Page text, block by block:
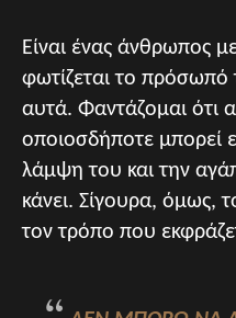
Είναι ένας άνθρωπος
φωτίζεται το πρόσωπό
αυτά. Φαντάζομαι ότι
οποιοσδήποτε μπορεί
λάμψη του και την
κάνει. Σίγουρα, όμως,
τον τρόπο που